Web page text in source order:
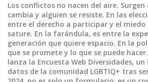
Los conflictos no nacen del aire.
cambia y alguien se resiste. En las
entre el derecho a participar y el miedo
sature. En la farándula, es entre la
generación que quiere espacio. En la
que se promete y lo que se puede
lanza la Encuesta Web Diversidades, un
datos de la comunidad LGBTIQ+ tras